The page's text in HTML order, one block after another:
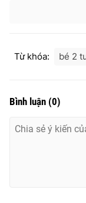
Cơ quan chủ quản:
cấp ngày 29/12/
Phó Tổng Biên tập:
Từ khóa: bé 2
Bình luận (0)